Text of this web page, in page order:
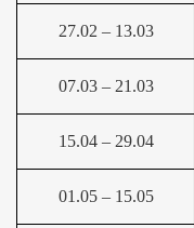
27.02 – 13.03
07.03 – 21.03
15.04 – 29.04
01.05 – 15.05